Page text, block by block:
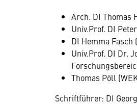
Arch. DI Thomas
Univ.Prof. DI
DI Hemma
Univ.Prof. DI Dr.
Thomas Pöll
Schriftführer: DI